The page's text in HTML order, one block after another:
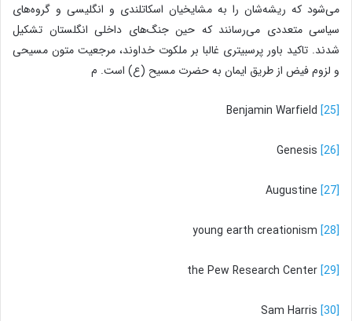
می‌شود که ریشه‌شان را به مشایخیان اسکاتلندی و انگلیسی و گروه‌های
سیاسی متعددی می‌رسانند که حین جنگ‌های داخلی انگلستان تشکیل
شدند. تاکید باور پرسبیتری غالبا بر ملکوت خداوند، مرجعیت متون مسیحی
و لزوم فیض از طریق ایمان به حضرت مسیح (ع) است. م
[25]
[26]
[27]
[28]
[29]
[30]